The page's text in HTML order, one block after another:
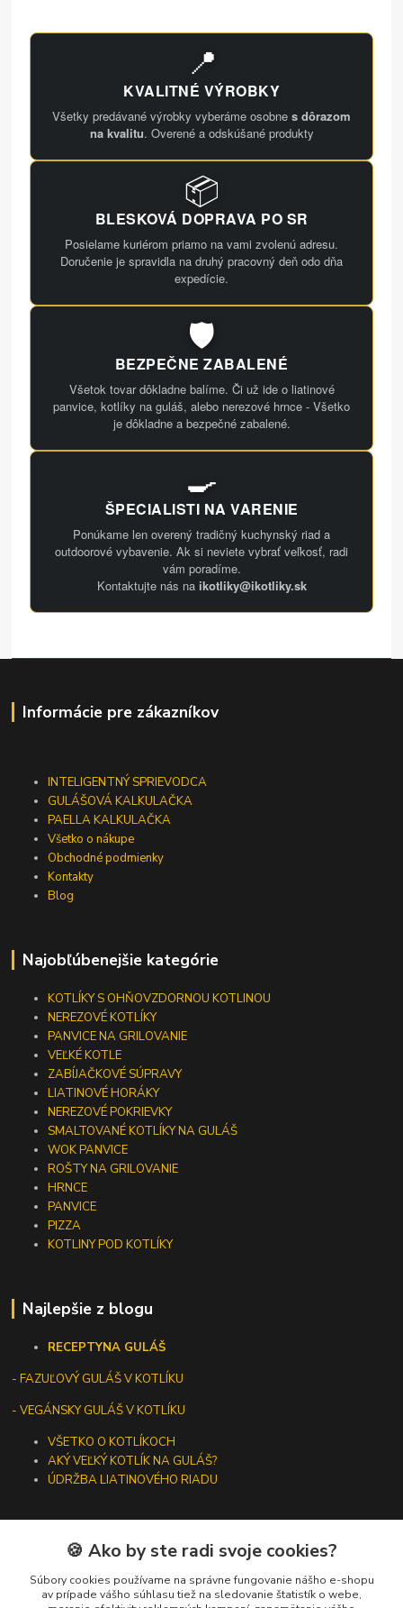
📍
KVALITNÉ VÝROBKY
Všetky predávané výrobky vyberáme osobne s dôrazom
na kvalitu. Overené a odskúšané produkty
📦
BLESKOVÁ DOPRAVA PO SR
Posielame kuriérom priamo na vami zvolenú adresu.
Doručenie je spravidla na druhý pracovný deň odo dňa
expedície.
🛡️
BEZPEČNE ZABALENÉ
Všetok tovar dôkladne balíme. Či už ide o liatinové
panvice, kotlíky na guláš, alebo nerezové hrnce - Všetko
je dôkladne a bezpečné zabalené.
🍳
ŠPECIALISTI NA VARENIE
Ponúkame len overený tradičný kuchynský riad a
outdoorové vybavenie. Ak si neviete vybrať veľkosť, radi
vám poradíme.
Kontaktujte nás na ikotliky@ikotliky.sk
Informácie pre zákazníkov
INTELIGENTNÝ SPRIEVODCA
GULÁŠOVÁ KALKULAČKA
PAELLA KALKULAČKA
Všetko o nákupe
Obchodné podmienky
Kontakty
Blog
Najobľúbenejšie kategórie
KOTLÍKY S OHŇOVZDORNOU KOTLINOU
NEREZOVÉ KOTLÍKY
PANVICE NA GRILOVANIE
VEĽKÉ KOTLE
ZABÍJAČKOVÉ SÚPRAVY
LIATINOVÉ HORÁKY
NEREZOVÉ POKRIEVKY
SMALTOVANÉ KOTLÍKY NA GULÁŠ
WOK PANVICE
ROŠTY NA GRILOVANIE
HRNCE
PANVICE
PIZZA
KOTLINY POD KOTLÍKY
Najlepšie z blogu
RECEPTYNA GULÁŠ
-FAZUĽOVÝ GULÁŠ V KOTLÍKU
- VEGÁNSKY GULÁŠ V KOTLÍKU
VŠETKO O KOTLÍKOCH
AKÝ VEĽKÝ KOTLÍK NA GULÁŠ?
ÚDRŽBA LIATINOVÉHO RIADU
Kontakty
🍪 Ako by ste radi svoje cookies?
Súbory cookies používame na správne fungovanie nášho e-shopu
av prípade vášho súhlasu tiež na sledovanie štatistík o webe,